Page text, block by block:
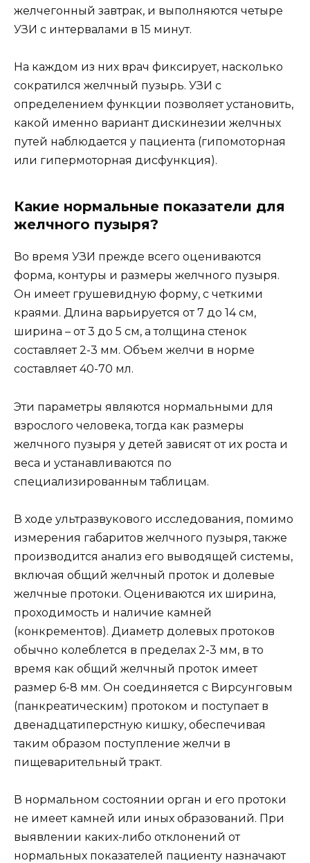
желчегонный завтрак, и выполняются четыре
УЗИ с интервалами в 15 минут.
На каждом из них врач фиксирует, насколько
сократился желчный пузырь. УЗИ с
определением функции позволяет установить,
какой именно вариант дискинезии желчных
путей наблюдается у пациента (гипомоторная
или гипермоторная дисфункция).
Какие нормальные показатели для
желчного пузыря?
Во время УЗИ прежде всего оцениваются
форма, контуры и размеры желчного пузыря.
Он имеет грушевидную форму, с четкими
краями. Длина варьируется от 7 до 14 см,
ширина – от 3 до 5 см, а толщина стенок
составляет 2-3 мм. Объем желчи в норме
составляет 40-70 мл.
Эти параметры являются нормальными для
взрослого человека, тогда как размеры
желчного пузыря у детей зависят от их роста и
веса и устанавливаются по
специализированным таблицам.
В ходе ультразвукового исследования, помимо
измерения габаритов желчного пузыря, также
производится анализ его выводящей системы,
включая общий желчный проток и долевые
желчные протоки. Оцениваются их ширина,
проходимость и наличие камней
(конкрементов). Диаметр долевых протоков
обычно колеблется в пределах 2-3 мм, в то
время как общий желчный проток имеет
размер 6-8 мм. Он соединяется с Вирсунговым
(панкреатическим) протоком и поступает в
двенадцатиперстную кишку, обеспечивая
таким образом поступление желчи в
пищеварительный тракт.
В нормальном состоянии орган и его протоки
не имеет камней или иных образований. При
выявлении каких-либо отклонений от
нормальных показателей пациенту назначают